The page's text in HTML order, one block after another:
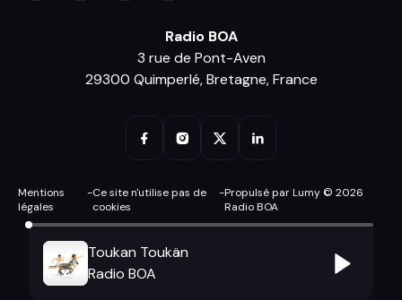
Radio BOA
3 rue de Pont-Aven
29300 Quimperlé, Bretagne, France
Mentions
légales
-Ce site n'utilise pas de
cookies
-Propulsé par Lumy © 2026
Radio BOA
Toukan Toukän
Radio BOA